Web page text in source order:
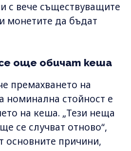
с вече съществуващите
монетите да бъдат
още обичат кеша
премахването на
номинална стойност е
на кеша. „Тези неща
се случват отново“,
основните причини,